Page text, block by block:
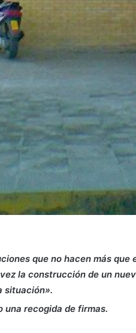
que no hacen más
la construcción de un
situación».
una recogida de firmas.